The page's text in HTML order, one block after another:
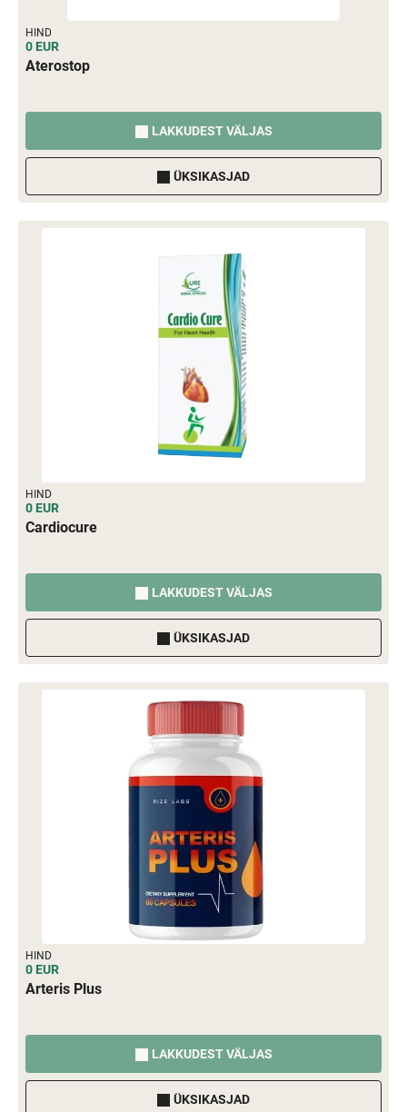
HIND
0 EUR
Aterostop
LAKKUDEST VÄLJAS
ÜKSIKASJAD
HIND
0 EUR
Cardiocure
LAKKUDEST VÄLJAS
ÜKSIKASJAD
HIND
0 EUR
Arteris Plus
LAKKUDEST VÄLJAS
ÜKSIKASJAD